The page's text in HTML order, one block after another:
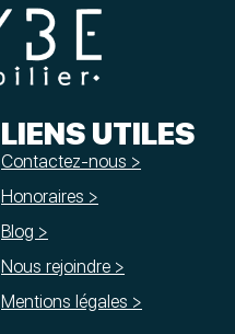
LIENS UTILES
Contactez-nous >
Honoraires >
Blog >
Nous rejoindre >
Mentions légales >